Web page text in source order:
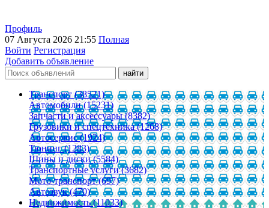
Профиль
07 Августа 2026 21:55 Полная
Войти Регистрация
Добавить объявление
Транспорт (38521)
Автомобили (15231)
Запчасти и аксессуары (8382)
Грузовики и спецтехника (1268)
Автосервис (1924)
Тюнинг (1283)
Шины и диски (5584)
Транспортные услуги (3682)
Мото-транспорт (697)
Автозвук (470)
Недвижимость (11033)